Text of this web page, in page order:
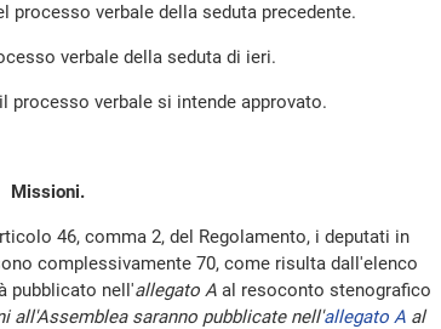
processo verbale della seduta precedente.
verbale della seduta di ieri.
processo verbale si intende approvato.
Missioni.
46, comma 2, del Regolamento, i deputati in
complessivamente 70, come risulta dall'elenco
pubblicato nell'allegato A al resoconto stenografico
all'Assemblea saranno pubblicate nell'allegato A al